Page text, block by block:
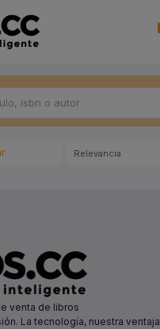
Relevancia
venta de libros
La tecnología, nuestra ventaja